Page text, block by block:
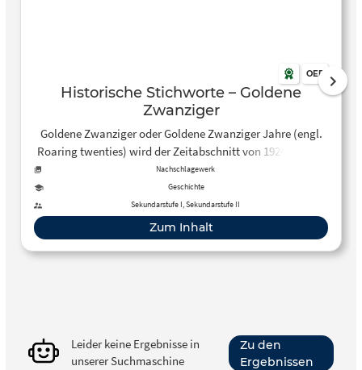
OER
Historische Stichworte – Goldene
Zwanziger
Goldene Zwanziger oder Goldene Zwanziger Jahre (engl.
Roaring twenties) wird der Zeitabschnitt von 1924-1929 in
Deutschland genannt. Nach dem Ersten Weltkrieg
herrschte Armut, Hunger, Krankheit. Ganz Deutschland
versank in Elend und Chaos. 1923 kam dann das Krisenjahr
der Republik mit vielen Krisen, insbesondere dem
Höhepunkt der Inflation, mit dem Ruhrkampf und dem
Hitlerputsch.
Nachschlagewerk
Geschichte
Sekundarstufe I, Sekundarstufe II
Zum Inhalt
Leider keine Ergebnisse in
unserer Suchmaschine
Zu den
Ergebnissen